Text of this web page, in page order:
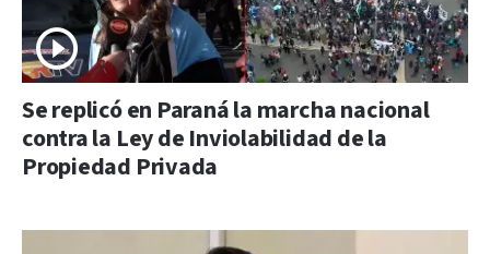
Se replicó en Paraná la marcha nacional
contra la Ley de Inviolabilidad de la
Propiedad Privada